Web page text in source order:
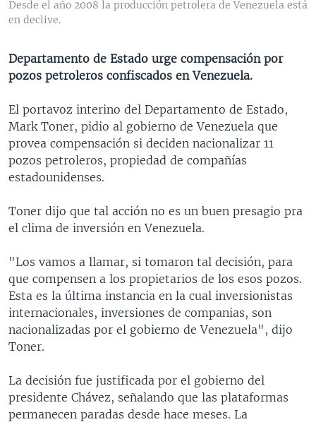
VENEZUELA
NICARAGUA
ECONOMÍA
TECNOLOGÍA
CIENCIA Y SALUD
MULTIMEDIA
FOTOGRAFÍA
EL MUNDO AL DÍA
VISIÓN 360
LAS CLAVES
PANORAMA
RADIO
AUDIONOTICIAS
BUENOS DÍAS AMÉRICA
ESTADOS UNIDOS AL DÍA
FORO [RADIO]
NOTA ECONÓMICA
ENTRETENIMIENTO
DOCUMENTALES DE LA VOA
Learning English
Desde el año 2008 la producción petrolera de Venezuela está
en declive.
Departamento de Estado urge compensación por
pozos petroleros confiscados en Venezuela.
El portavoz interino del Departamento de Estado,
Mark Toner, pidio al gobierno de Venezuela que
provea compensación si deciden nacionalizar 11
pozos petroleros, propiedad de compañías
estadounidenses.
Toner dijo que tal acción no es un buen presagio pra
el clima de inversión en Venezuela.
"Los vamos a llamar, si tomaron tal decisión, para
que compensen a los propietarios de los esos pozos.
Esta es la última instancia en la cual inversionistas
internacionales, inversiones de companias, son
nacionalizadas por el gobierno de Venezuela", dijo
Toner.
La decisión fue justificada por el gobierno del
presidente Chávez, señalando que las plataformas
permanecen paradas desde hace meses. La